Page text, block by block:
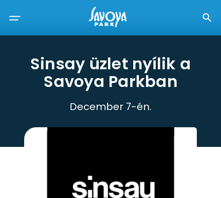
Sinsay üzlet nyílik a
Savoya Parkban
December 7-én.